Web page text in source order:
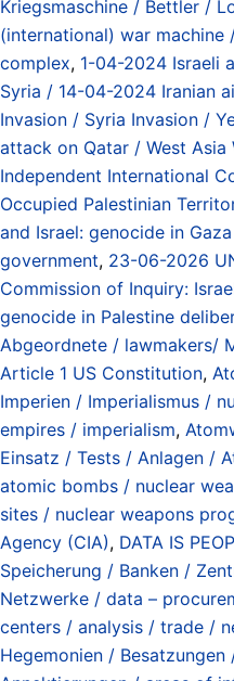
Kriegsmaschine / Bettler /
(international) war
complex, 1-04-2024 Israeli
Syria / 14-04-2024 Iranian
Invasion / Syria Invasion /
attack on Qatar / West Asia
Independent International
Occupied Palestinian
and Israel: genocide in
government, 23-06-2026
Commission of Inquiry:
genocide in Palestine
Abgeordnete / lawmakers/
Article 1 US Constitution,
Imperien / Imperialismus /
empires / imperialism,
Einsatz / Tests / Anlagen /
atomic bombs / nuclear
sites / nuclear weapons
Agency (CIA), DATA IS
Speicherung / Banken /
Netzwerke / data –
centers / analysis / trade /
Hegemonien /